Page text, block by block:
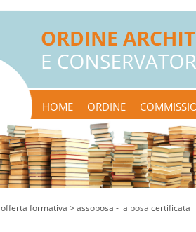
HOME ORDINE
offerta formativa > assoposa - la posa certificata